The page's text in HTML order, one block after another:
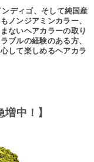
ディゴ、そして純国産
ノンジアミンカラー、
ないヘアカラーの取り
ブルの経験のある方、
して楽しめるヘアカラ
中！】